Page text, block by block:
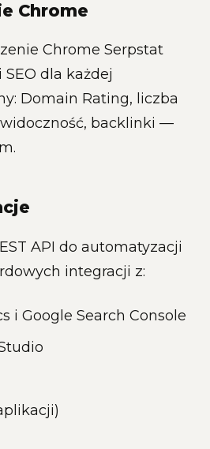
Chrome
Chrome Serpstat
dla każdej
Domain Rating, liczba
backlinki —
API do automatyzacji
integracji z:
i Google Search Console